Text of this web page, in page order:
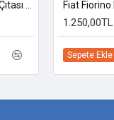
1.250,00TL
Sepete Ekle